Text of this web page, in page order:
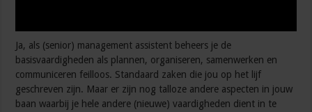
Ja, als (senior) management assistent beheers je de
basisvaardigheden als plannen, organiseren, samenwerken en
communiceren feilloos. Standaard zaken die jou op het lijf
geschreven zijn. Maar er zijn nog talloze andere aspecten in jouw
baan waarbij je hele andere (nieuwe) vaardigheden dient in te